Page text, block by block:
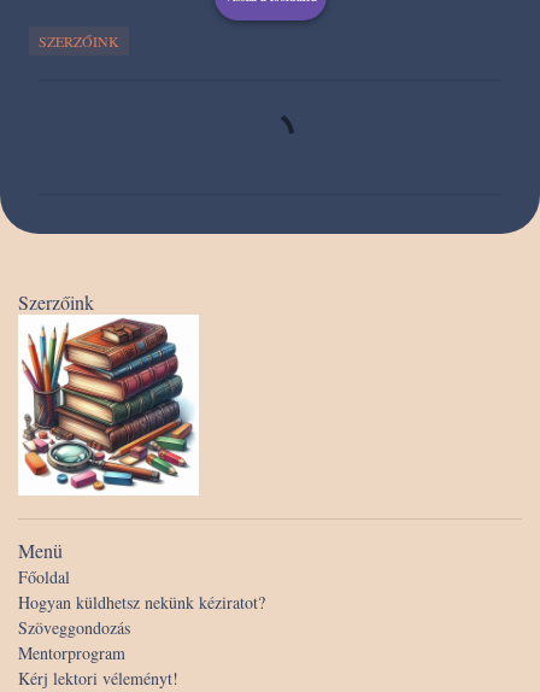
SZERZŐINK
y
z
é
s
e
k
Szerzőink
Menü
Főoldal
Hogyan küldhetsz nekünk kéziratot?
Szöveggondozás
Mentorprogram
Kérj lektori véleményt!